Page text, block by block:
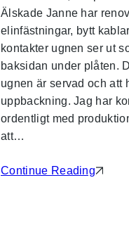
Älskade Janne har
elinfästningar, bytt
kontakter ugnen ser ut
baksidan under plåten.
ugnen är servad och att
uppbackning. Jag har
ordentligt med
att…
Continue Reading